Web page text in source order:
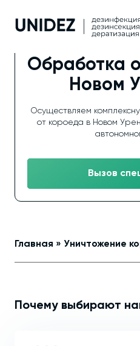
Обработка
Новом
Осуществляем
от короеда в Новом
Вызов
Главная » Уничтожение
Почему выбирают